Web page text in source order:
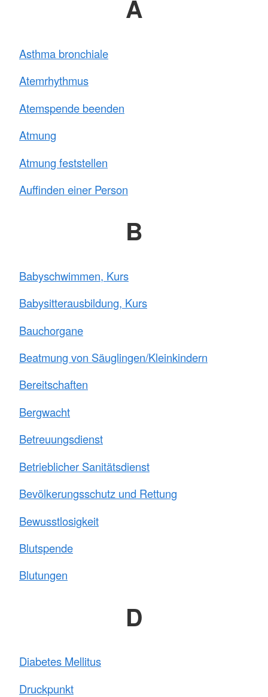
A
Asthma bronchiale
Atemrhythmus
Atemspende beenden
Atmung
Atmung feststellen
Auffinden einer Person
B
Babyschwimmen, Kurs
Babysitterausbildung, Kurs
Bauchorgane
Beatmung von Säuglingen/Kleinkindern
Bereitschaften
Bergwacht
Betreuungsdienst
Betrieblicher Sanitätsdienst
Bevölkerungsschutz und Rettung
Bewusstlosigkeit
Blutspende
Blutungen
D
Diabetes Mellitus
Druckpunkt